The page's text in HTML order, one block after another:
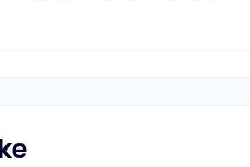
y se entiende . Felicito a